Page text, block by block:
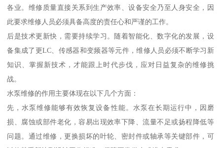
各业。维修质量直接关系到生产效率、设备安全乃至人身安全，因
此要求维修人员必须具备高度的责任心和严谨的工作。
后是技术更新快，需要持续学习。随着智能化、数字化的发展，设
备集成了更LC、传感器和变频器等元件，维修人员必须不断学习新
知识、掌握新技术，才能跟上时代步伐，应对日益复杂的维修挑
战。
水泵维修的作用主要体现在以下几个方面：
先，水泵维修能够有效恢复设备性能。水泵在长期运行中，因磨
损、腐蚀或部件老化，容易出现效率下降、流量不足或扬程降低等
问题。通过维修，更换损坏的叶轮、密封件或轴承等关键部件，可